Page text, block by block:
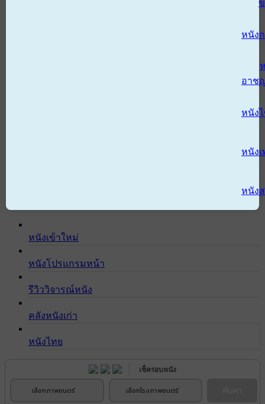
หนัง
อาช
หนัง
หนังเ
หนัง
หนังเข้าใหม่
หนังโปรแกรมหน้า
รีวิววิจารณ์หนัง
คลังหนังเก่า
หนังไทย
เช็ครอบหนัง
เลือกภาพยนตร์ เลือกโรงภาพยนตร์